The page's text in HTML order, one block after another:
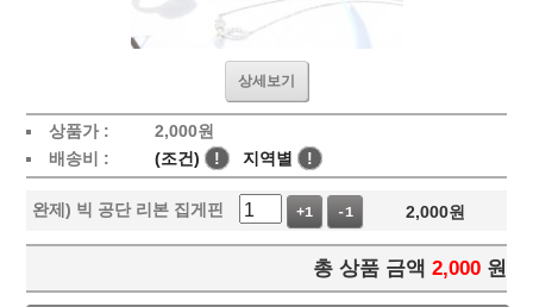
상세보기
상품가 : 2,000원
배송비 :
(조건) ! 지역별 !
완제) 빅 공단 리본 집게핀 +1 -1 2,000원
총 상품 금액 2,000 원